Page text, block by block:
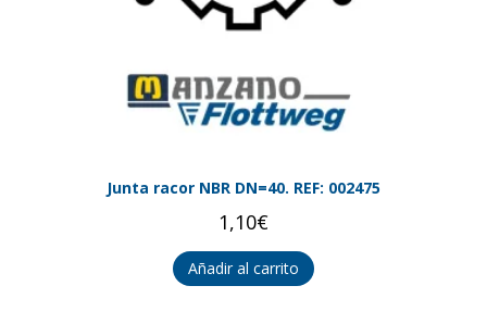
Junta racor NBR DN=40. REF: 002475
1,10€
Añadir al carrito